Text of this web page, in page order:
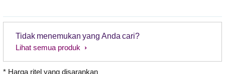
Tidak menemukan yang Anda cari?
Lihat semua produk
* Harga ritel yang disarankan